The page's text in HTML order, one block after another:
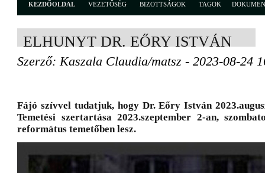
KEZDŐOLDAL VEZETŐSÉG BIZOTTSÁGOK TAGOK
ELHUNYT DR. EŐRY ISTVÁN
Szerző: Kaszala Claudia/matsz - 2023-08-24
Fájó szívvel tudatjuk, hogy Dr. Eőry István
Temetési szertartása 2023.szeptember 2-an,
református temetőben lesz.